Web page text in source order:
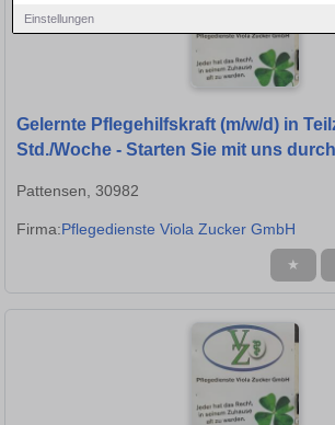
Einstellungen
Gelernte Pflegehilfskraft (m/w/d) in
Std./Woche - Starten Sie mit uns
Pattensen, 30982
Firma:Pflegedienste Viola Zucker GmbH
★